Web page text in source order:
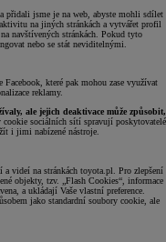
přidali jsme je na web, abyste mohli sdílet
na jiných stránkách a vytvářet profil
navštívených stránkách. Pokud tyto
nebo se stát neviditelnými.
které pak mohou zase využívat
reklamy.
ale jejich deaktivace může způsobit,
cookie sociálních sítí spravují poskytovatelé
i jimi nabízené nástroje.
a videí na stránkách toyota.pl. Pro zlepšení
objekty, tzv. „Flash Cookies“, informace
a ukládají Vaše vlastní preference.
jako standardní soubory cookie, ale